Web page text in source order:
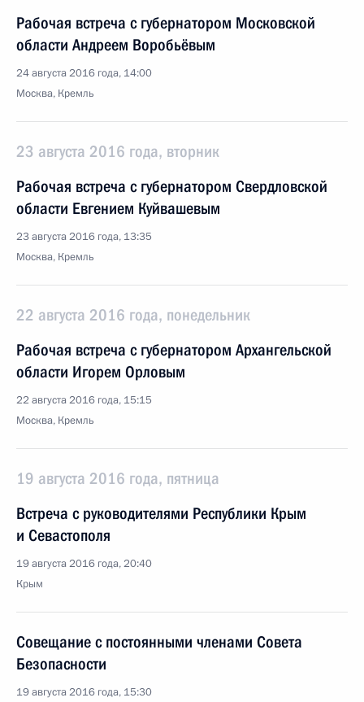
Рабочая встреча с губернатором Московской
области Андреем Воробьёвым
24 августа 2016 года, 14:00
Москва, Кремль
23 августа 2016 года, вторник
Рабочая встреча с губернатором Свердловской
области Евгением Куйвашевым
23 августа 2016 года, 13:35
Москва, Кремль
22 августа 2016 года, понедельник
Рабочая встреча с губернатором Архангельской
области Игорем Орловым
22 августа 2016 года, 15:15
Москва, Кремль
19 августа 2016 года, пятница
Встреча с руководителями Республики Крым
и Севастополя
19 августа 2016 года, 20:40
Крым
Совещание с постоянными членами Совета
Безопасности
19 августа 2016 года, 15:30